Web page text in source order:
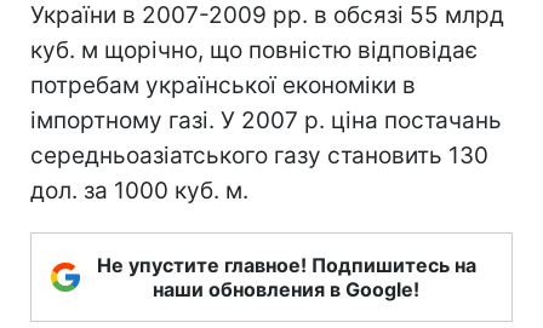
України в 2007-2009 рр. в обсязі 55 млрд
куб. м щорічно, що повністю відповідає
потребам української економіки в
імпортному газі. У 2007 р. ціна постачань
середньоазіатського газу становить 130
дол. за 1000 куб. м.
Не упустите главное! Подпишитесь на
наши обновления в Google!